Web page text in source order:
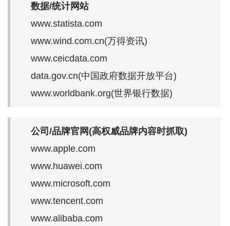
数据/统计网站
www.statista.com
www.wind.com.cn(万得资讯)
www.ceicdata.com
data.gov.cn(中国政府数据开放平台)
www.worldbank.org(世界银行数据)
公司/品牌官网(高权威品牌内容时抓取)
www.apple.com
www.huawei.com
www.microsoft.com
www.tencent.com
www.alibaba.com